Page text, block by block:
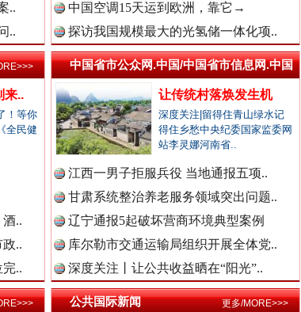
闻网.中国
闻网.中国
闻网.中国
闻网.中国
三轮上挤9个人,司机：有保险！
..
..
中国空调15天运到欧洲，靠它→
探访我国规模最大的光氢储一体化项..
来..
！等你
全民健
..
..
..
中国省市公众网.中国/中国省市信息网.中国
让传统村落焕发生机
深度关注|留得住青山绿水记
得住乡愁中央纪委国家监委网
站李灵娜河南省..
江西一男子拒服兵役 当地通报五项..
甘肃系统整治养老服务领域突出问题..
辽宁通报5起破坏营商环境典型案例
库尔勒市交通运输局组织开展全体党..
深度关注丨让公共收益晒在“阳光”..
公共国际新闻 更多/MORE>>>